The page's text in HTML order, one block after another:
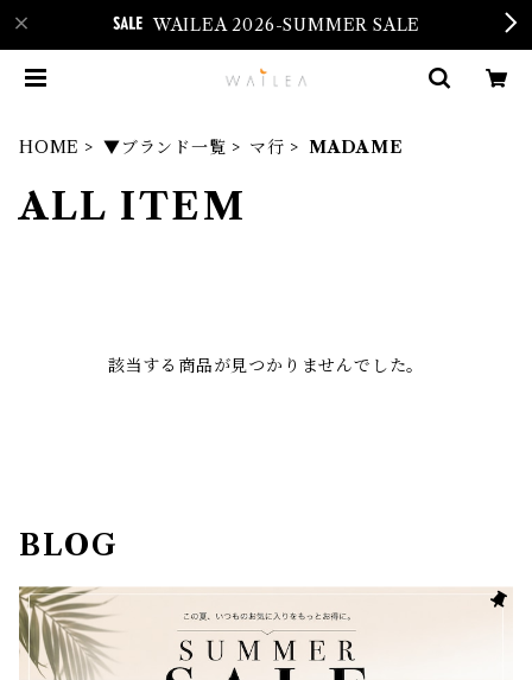
WAILEA 2026-SUMMER SALE
HOME ▼ブランド一覧 マ行 MADAME
ALL ITEM
該当する商品が見つかりませんでした。
BLOG